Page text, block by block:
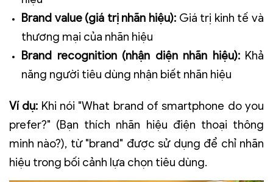
Brand value(giá trị nhãn hiệu): Giá trị kinh tế và
thương mại của nhãn hiệu
Brand recognition(nhận diện nhãn hiệu):Khả
năng người tiêu dùng nhận biết nhãn hiệu
Ví dụ: Khi nói "What brand of smartphone do you
prefer?" (Bạn thích nhãn hiệu điện thoại thông
minh nào?), từ "brand" được sử dụng để chỉ nhãn
hiệu trong bối cảnh lựa chọn tiêu dùng.